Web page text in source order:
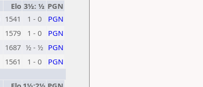
Elo 3½: ½ PGN
1541 1 - 0
PGN
1579 1 - 0
PGN
1687 ½ - ½ PGN
1561 1 - 0
PGN